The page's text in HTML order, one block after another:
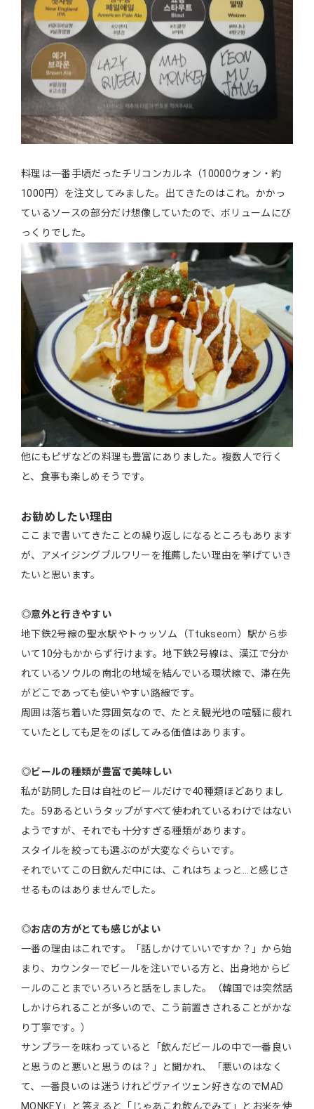
料理は一番手頃だったチリコンカルネ（10000ウォン・約
1000円）を注文してみました。出てきたのはこれ。かかっ
ているソースの部分だけ想像していたので、ボリュームにび
っくりでした。
他にもピザなどの料理も豊富にありました。複数人で行く
と、食事も楽しめそうです。
お勧めしたい理由
ここまで書いてきたことの繰り返しになるところもあります
が、アメイジングブルワリーを推薦したい理由を挙げていき
たいと思います。
◎意外と行きやすい
地下鉄2号線の聖水駅やトゥッソム（Ttukseom）駅から歩
いて10分もかからず行けます。地下鉄2号線は、漢江で分か
れているソウルの南北の地域を結んでいる環状線で、滞在先
がどこであっても使いやすい路線です。
周囲は落ち着いた雰囲気なので、たとえ観光地の喧騒に疲れ
ていたとしても足をのばしてみる価値はあります。
◎ビールの種類が豊富で美味しい
私が訪問した日は自社のビールだけで40種類ほどありまし
た。59あるというタップがすべて使われているわけではない
ようですが、それでも十分すぎる種類があります。
スタイルを絞っても選ぶのが大変なぐらいです。
それでいてこの日飲んだ中には、これはちょっと…と感じさ
せるものはありませんでした。
◎お店の方がとても感じがよい
一番の理由はこれです。「話しかけていいですか？」から始
まり、カウンターでビールを注いでいる方と、出身地からビ
ールのことまでいろいろと話をしました。（韓国では突然話
しかけられることが多いので、こう前置きされることがかな
り丁寧です。）
サンプラーを味わっていると「飲んだビールの中で一番良い
と思うのと悪いと思うのは？」と聞かれ、「悪いのはなく
て、一番良いのは迷うけれどヴァイツェン好きなのでMAD
MONKEY」と答えると「じゃあこれ飲んでみて」とお米を使